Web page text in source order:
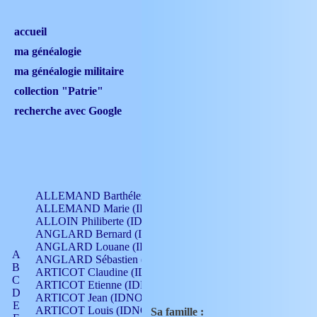
accueil
ma généalogie
ma généalogie militaire
collection "Patrie"
recherche avec Google
A
B
C
D
E
ALLEMAND Barthélemy (IDNO 330)
ALLEMAND Marie (IDNO 165)
ALLOIN Philiberte (IDNO 449)
ANGLARD Bernard (IDNO 4)
ANGLARD Louane (IDNO 4)
ANGLARD Sébastien (IDNO 4)
ARTICOT Claudine (IDNO 105)
ARTICOT Etienne (IDNO 420)
ARTICOT Jean (IDNO 210)
ARTICOT Louis (IDNO 420)Sa famille :